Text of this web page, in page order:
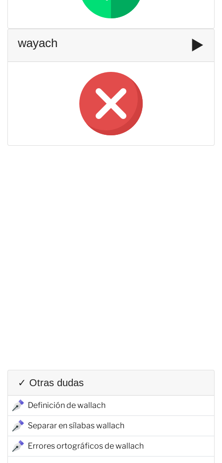
wayach ▶️
✓ Otras dudas
Definición de wallach
Separar en sílabas wallach
Errores ortográficos de wallach